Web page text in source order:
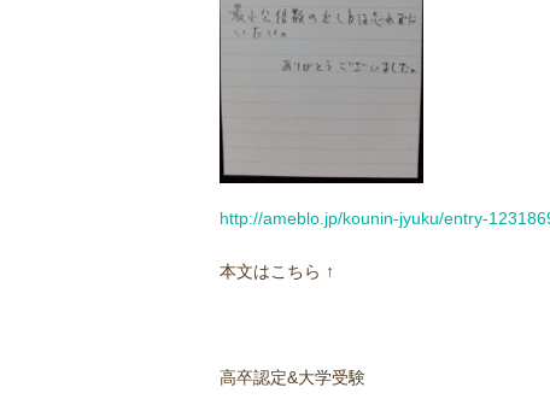
http://ameblo.jp/kounin-jyuku/entry-
本文はこちら ↑
高卒認定&大学受験